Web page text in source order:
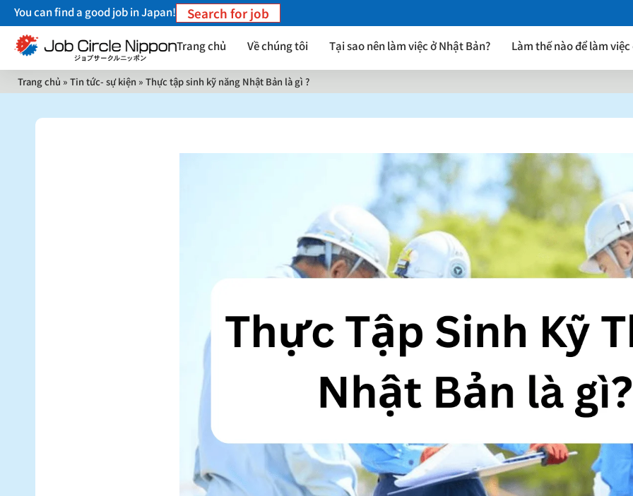
You can find a good job in Japan! Search for job
Trang chủ Về chúng tôi Tại sao nên làm việc ở Nhật Bản? Làm thế nào để làm
Trang chủ » Tin tức- sự kiện » Thực tập sinh kỹ năng Nhật Bản là gì ?